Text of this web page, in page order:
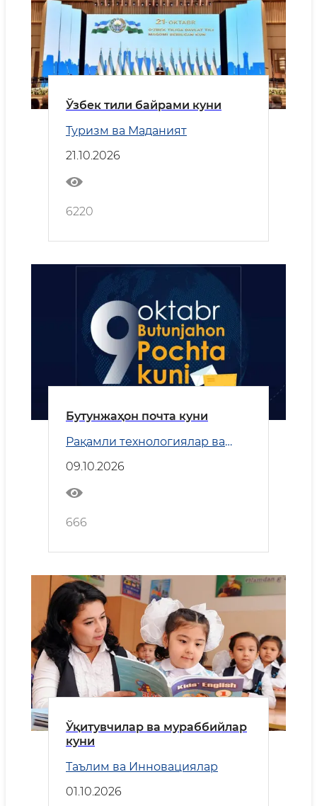
Ўзбек тили байрами куни
Туризм ва Маданият
21.10.2026
6220
Бутунжаҳон почта куни
Рақамли технологиялар ва
09.10.2026
666
Ўқитувчилар ва мураббийлар
куни
Таълим ва Инновациялар
01.10.2026